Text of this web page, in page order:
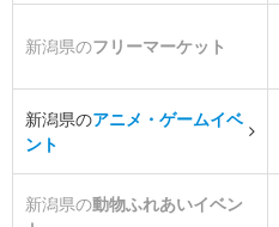
新潟県のフリーマーケット
新潟県のアニメ・ゲームイベ
ント
新潟県の動物ふれあいイベン